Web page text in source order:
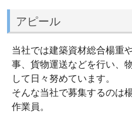
アピール
当社では建築資材総合楊重
事、貨物運送などを行い、
して日々努めています。
そんな当社で募集するのは
作業員。